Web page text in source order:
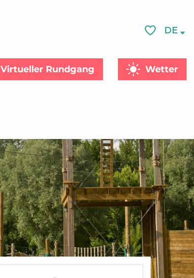
DE
Virtueller Rundgang Wetter